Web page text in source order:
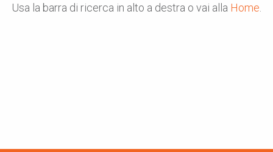
Usa la barra di ricerca in alto a destra o vai alla Home